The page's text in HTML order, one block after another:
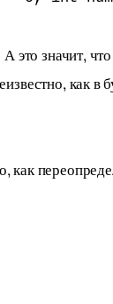
это значит,
как в